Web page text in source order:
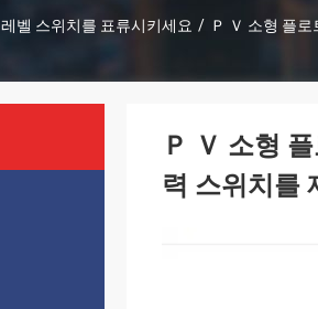
레벨 스위치를 표류시키세요 / Ｐ Ｖ 소형 플
Ｐ Ｖ 소형
력 스위치를